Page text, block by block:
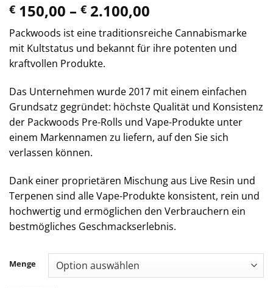
€ 150,00 – € 2.100,00
€ 150,00
bis
€ 2.100,00
Packwoods ist eine traditionsreiche Cannabismarke
mit Kultstatus und bekannt für ihre potenten und
kraftvollen Produkte.
Das Unternehmen wurde 2017 mit einem einfachen
Grundsatz gegründet: höchste Qualität und Konsistenz
der Packwoods Pre-Rolls und Vape-Produkte unter
einem Markennamen zu liefern, auf den Sie sich
verlassen können.
Dank einer proprietären Mischung aus Live Resin und
Terpenen sind alle Vape-Produkte konsistent, rein und
hochwertig und ermöglichen den Verbrauchern ein
bestmögliches Geschmackserlebnis.
Menge